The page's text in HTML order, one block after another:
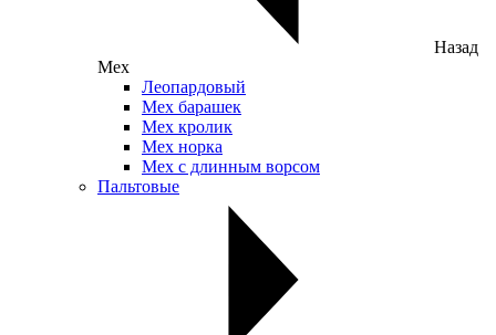
Назад
Мех
Леопардовый
Мех барашек
Мех кролик
Мех норка
Мех с длинным ворсом
Пальтовые